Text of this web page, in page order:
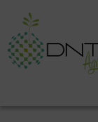
Saltar
contenido